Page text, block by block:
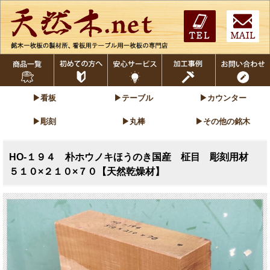
▶看板 ▶テーブル ▶カウンター
▶彫刻 ▶丸棒 ▶その他の銘木
HO-１９４ 朴ホウノキほうのき国産 柾目 彫刻用材
５１０×２１０×７０【天然乾燥材】